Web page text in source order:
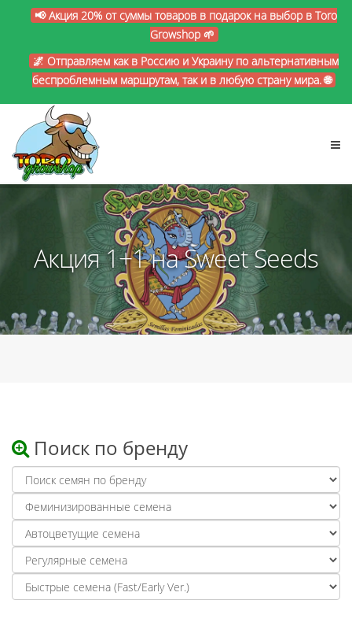
📢 Акция 20% от суммы товаров в подарок на выбор в Toro
Growshop 🌱
🌌 Отправляем как в Россию и Украину по альтернативным
беспроблемным маршрутам, так и в любую страну мира. 🌐
Акция 1+1 на Sweet Seeds
Поиск по бренду